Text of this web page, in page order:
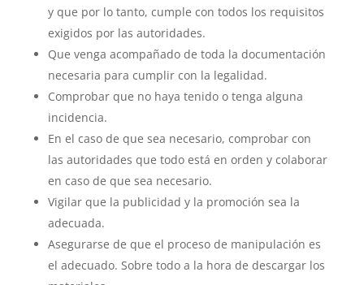
y que por lo tanto, cumple con todos los requisitos
exigidos por las autoridades.
Que venga acompañado de toda la documentación
necesaria para cumplir con la legalidad.
Comprobar que no haya tenido o tenga alguna
incidencia.
En el caso de que sea necesario, comprobar con
las autoridades que todo está en orden y colaborar
en caso de que sea necesario.
Vigilar que la publicidad y la promoción sea la
adecuada.
Asegurarse de que el proceso de manipulación es
el adecuado. Sobre todo a la hora de descargar los